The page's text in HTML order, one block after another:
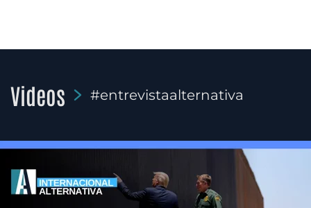
Videos #entrevistaalternativa